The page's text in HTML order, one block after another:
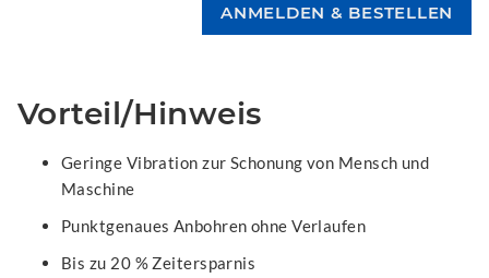
Vorteil/Hinweis
Geringe Vibration zur Schonung von Mensch und
Maschine
Punktgenaues Anbohren ohne Verlaufen
Bis zu 20 % Zeitersparnis